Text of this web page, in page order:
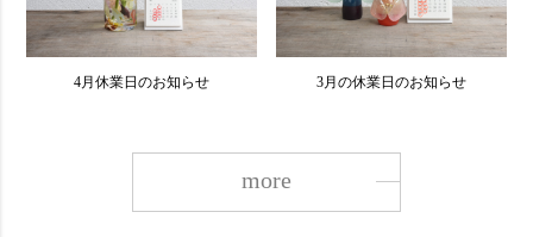
4月休業日のお知らせ 3月の休業日のお知らせ
more